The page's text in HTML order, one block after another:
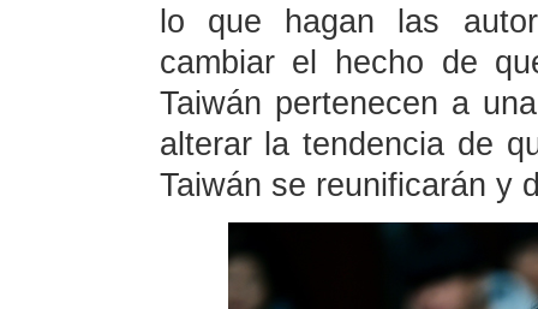
lo que hagan las
cambiar el hecho de
Taiwán pertenecen a
alterar la tendencia de
Taiwán se reunificarán y